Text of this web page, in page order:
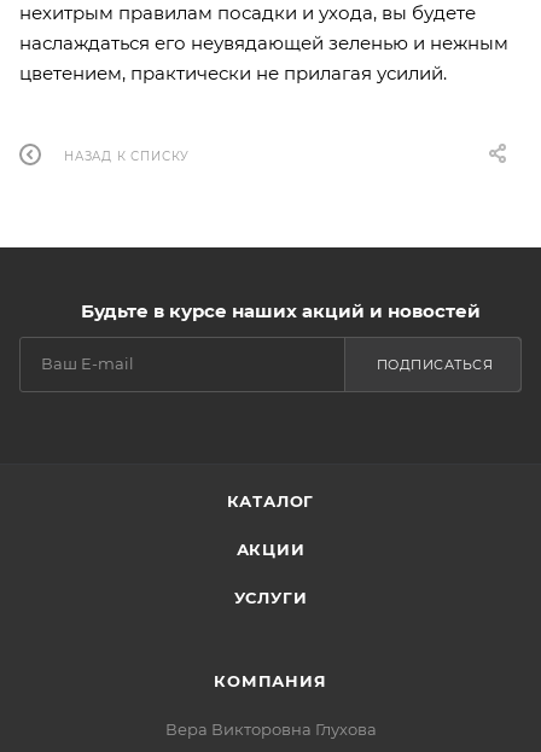
нехитрым правилам посадки и ухода, вы будете
наслаждаться его неувядающей зеленью и нежным
цветением, практически не прилагая усилий.
НАЗАД К СПИСКУ
Будьте в курсе наших акций и новостей
ПОДПИСАТЬСЯ
КАТАЛОГ
АКЦИИ
УСЛУГИ
КОМПАНИЯ
Вера Викторовна Глухова